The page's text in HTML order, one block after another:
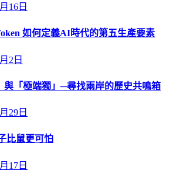
16日
如何定義AI時代的第五生產要素
2日
與「極端獨」─尋找兩岸的歷史共鳴箱
29日
比鼠更可怕
17日